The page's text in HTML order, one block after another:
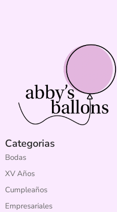
Categorias
Bodas
XV Años
Cumpleaños
Empresariales